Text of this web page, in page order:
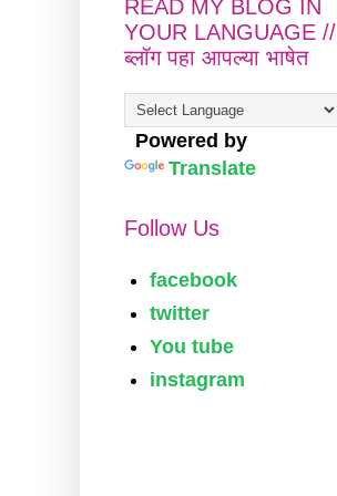
READ MY BLOG IN
YOUR LANGUAGE //
ब्लॉग पहा आपल्या भाषेत
Powered by
Translate
Follow Us
facebook
twitter
You tube
instagram